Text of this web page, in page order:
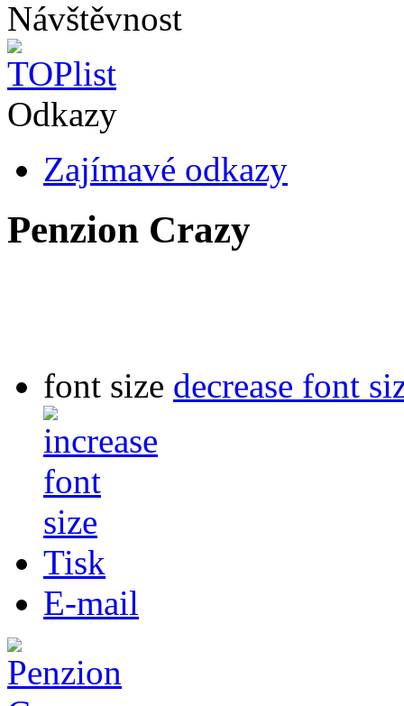
Návštěvnost
Odkazy
Zajímavé odkazy
Penzion Crazy
font size decrease font
Tisk
E-mail